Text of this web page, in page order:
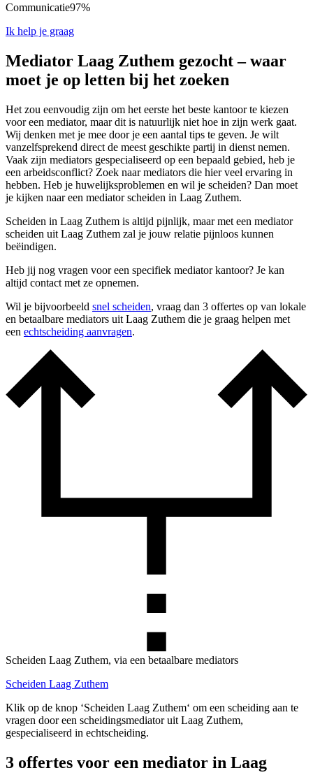
Communicatie97%
Ik help je graag
Mediator Laag Zuthem gezocht – waar
moet je op letten bij het zoeken
Het zou eenvoudig zijn om het eerste het beste kantoor te kiezen
voor een mediator, maar dit is natuurlijk niet hoe in zijn werk gaat.
Wij denken met je mee door je een aantal tips te geven. Je wilt
vanzelfsprekend direct de meest geschikte partij in dienst nemen.
Vaak zijn mediators gespecialiseerd op een bepaald gebied, heb je
een arbeidsconflict? Zoek naar mediators die hier veel ervaring in
hebben. Heb je huwelijksproblemen en wil je scheiden? Dan moet
je kijken naar een mediator scheiden in Laag Zuthem.
Scheiden in Laag Zuthem is altijd pijnlijk, maar met een mediator
scheiden uit Laag Zuthem zal je jouw relatie pijnloos kunnen
beëindigen.
Heb jij nog vragen voor een specifiek mediator kantoor? Je kan
altijd contact met ze opnemen.
Wil je bijvoorbeeld snel scheiden, vraag dan 3 offertes op van lokale
en betaalbare mediators uit Laag Zuthem die je graag helpen met
een echtscheiding aanvragen.
Scheiden Laag Zuthem, via een betaalbare mediators
Scheiden Laag Zuthem
Klik op de knop ‘Scheiden Laag Zuthem‘ om een scheiding aan te
vragen door een scheidingsmediator uit Laag Zuthem,
gespecialiseerd in echtscheiding.
3 offertes voor een mediator in Laag